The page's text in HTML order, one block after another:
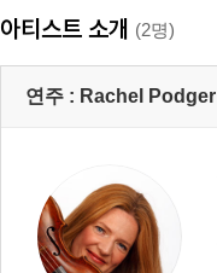
아티스트 소개 (2명)
연주 : Rachel Podger